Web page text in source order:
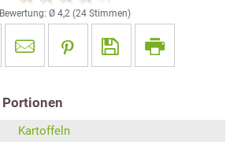
Bewertung: Ø 4,2(24Stimmen)
Portionen
Kartoffeln